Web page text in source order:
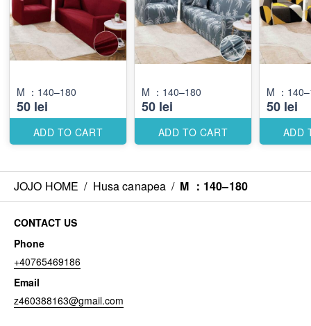
M ：140–180
50 lei
ADD TO CART
M ：140–180
50 lei
ADD TO CART
M ：
50 lei
ADD
JOJO HOME / Husa canapea / M ：140–180
CONTACT US
Phone
+40765469186
Email
z460388163@gmail.com